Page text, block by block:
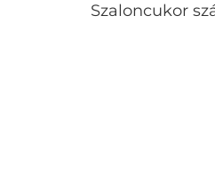
Szaloncukor